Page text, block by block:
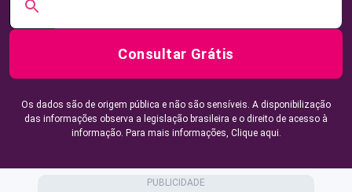
Consultar Grátis
Os dados são de origem pública e não são sensíveis. A disponibilização
das informações observa a legislação brasileira e o direito de acesso à
informação. Para mais informações, Clique aqui.